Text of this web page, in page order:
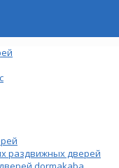
раздвижных дверей